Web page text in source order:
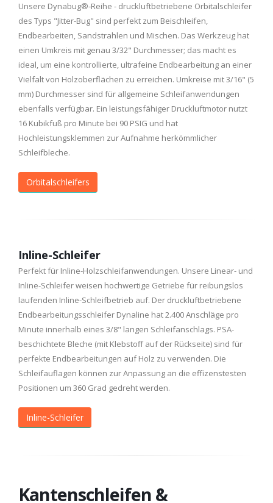
Unsere Dynabug®-Reihe - druckluftbetriebene Orbitalschleifer
des Typs "Jitter-Bug" sind perfekt zum Beischleifen,
Endbearbeiten, Sandstrahlen und Mischen. Das Werkzeug hat
einen Umkreis mit genau 3/32" Durchmesser; das macht es
ideal, um eine kontrollierte, ultrafeine Endbearbeitung an einer
Vielfalt von Holzoberflächen zu erreichen. Umkreise mit 3/16" (5
mm) Durchmesser sind für allgemeine Schleifanwendungen
ebenfalls verfügbar. Ein leistungsfähiger Druckluftmotor nutzt
16 Kubikfuß pro Minute bei 90 PSIG und hat
Hochleistungsklemmen zur Aufnahme herkömmlicher
Schleifbleche.
Orbitalschleifers
Inline-Schleifer
Perfekt für Inline-Holzschleifanwendungen. Unsere Linear- und
Inline-Schleifer weisen hochwertige Getriebe für reibungslos
laufenden Inline-Schleifbetrieb auf. Der druckluftbetriebene
Endbearbeitungsschleifer Dynaline hat 2.400 Anschläge pro
Minute innerhalb eines 3/8" langen Schleifanschlags. PSA-
beschichtete Bleche (mit Klebstoff auf der Rückseite) sind für
perfekte Endbearbeitungen auf Holz zu verwenden. Die
Schleifauflagen können zur Anpassung an die effizenstesten
Positionen um 360 Grad gedreht werden.
Inline-Schleifer
Kantenschleifen &